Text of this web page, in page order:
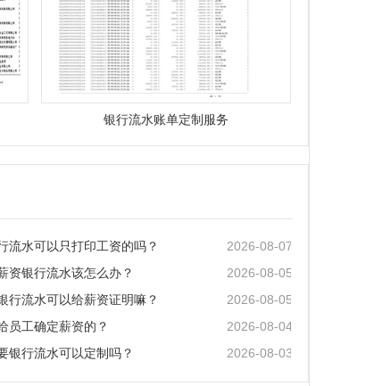
银行流水账单定制服务
流水可以只打印工资的吗？ 2026-08-07
资银行流水该怎么办？ 2026-08-05
行流水可以给薪资证明嘛？ 2026-08-05
员工确定薪资的？ 2026-08-04
银行流水可以定制吗？ 2026-08-03